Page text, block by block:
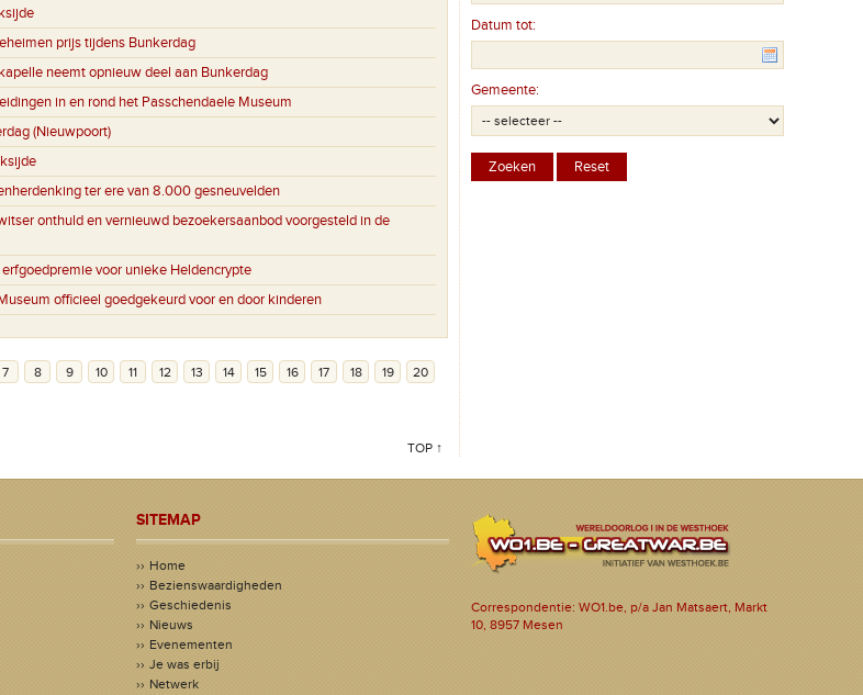
prijs tijdens Bunkerdag
neemt opnieuw deel aan Bunkerdag
in en rond het Passchendaele Museum
(Nieuwpoort)
ter ere van 8.000 gesneuvelden
onthuld en vernieuwd bezoekersaanbod voorgesteld in de
voor unieke Heldencrypte
officieel goedgekeurd voor en door kinderen
7 8 9 10 11 12 13 14 15 16 17 18 19
20
TOP ↑
Datum tot:
Gemeente:
SITEMAP
Home
Bezienswaardigheden
Geschiedenis
Nieuws
Evenementen
Je was erbij
Netwerk
Correspondentie: WO1.be, p/a Jan Matsaert, Markt
10, 8957 Mesen